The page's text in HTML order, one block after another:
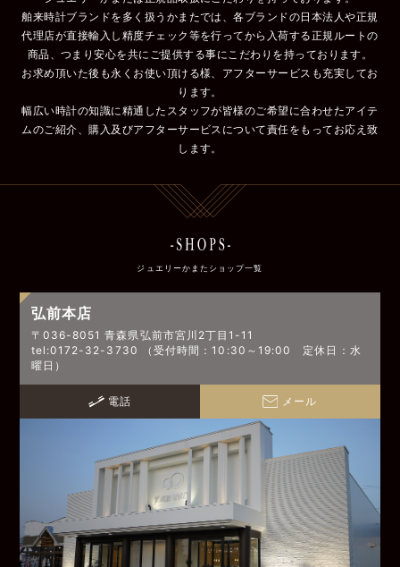
舶来時計ブランドを多く扱うかまたでは、各ブランドの日本法人や正規
代理店が直接輸入し精度チェック等を行ってから入荷する正規ルートの
商品、つまり安心を共にご提供する事にこだわりを持っております。
お求め頂いた後も永くお使い頂ける様、アフターサービスも充実してお
ります。
幅広い時計の知識に精通したスタッフが皆様のご希望に合わせたアイテ
ムのご紹介、購入及びアフターサービスについて責任をもってお応え致
します。
ジュエリーかまたショップ一覧
弘前本店
〒036-8051 青森県弘前市宮川2丁目1-11
tel:0172-32-3730 （受付時間：10:30～19:00 定休日：水
曜日）
電話 メール